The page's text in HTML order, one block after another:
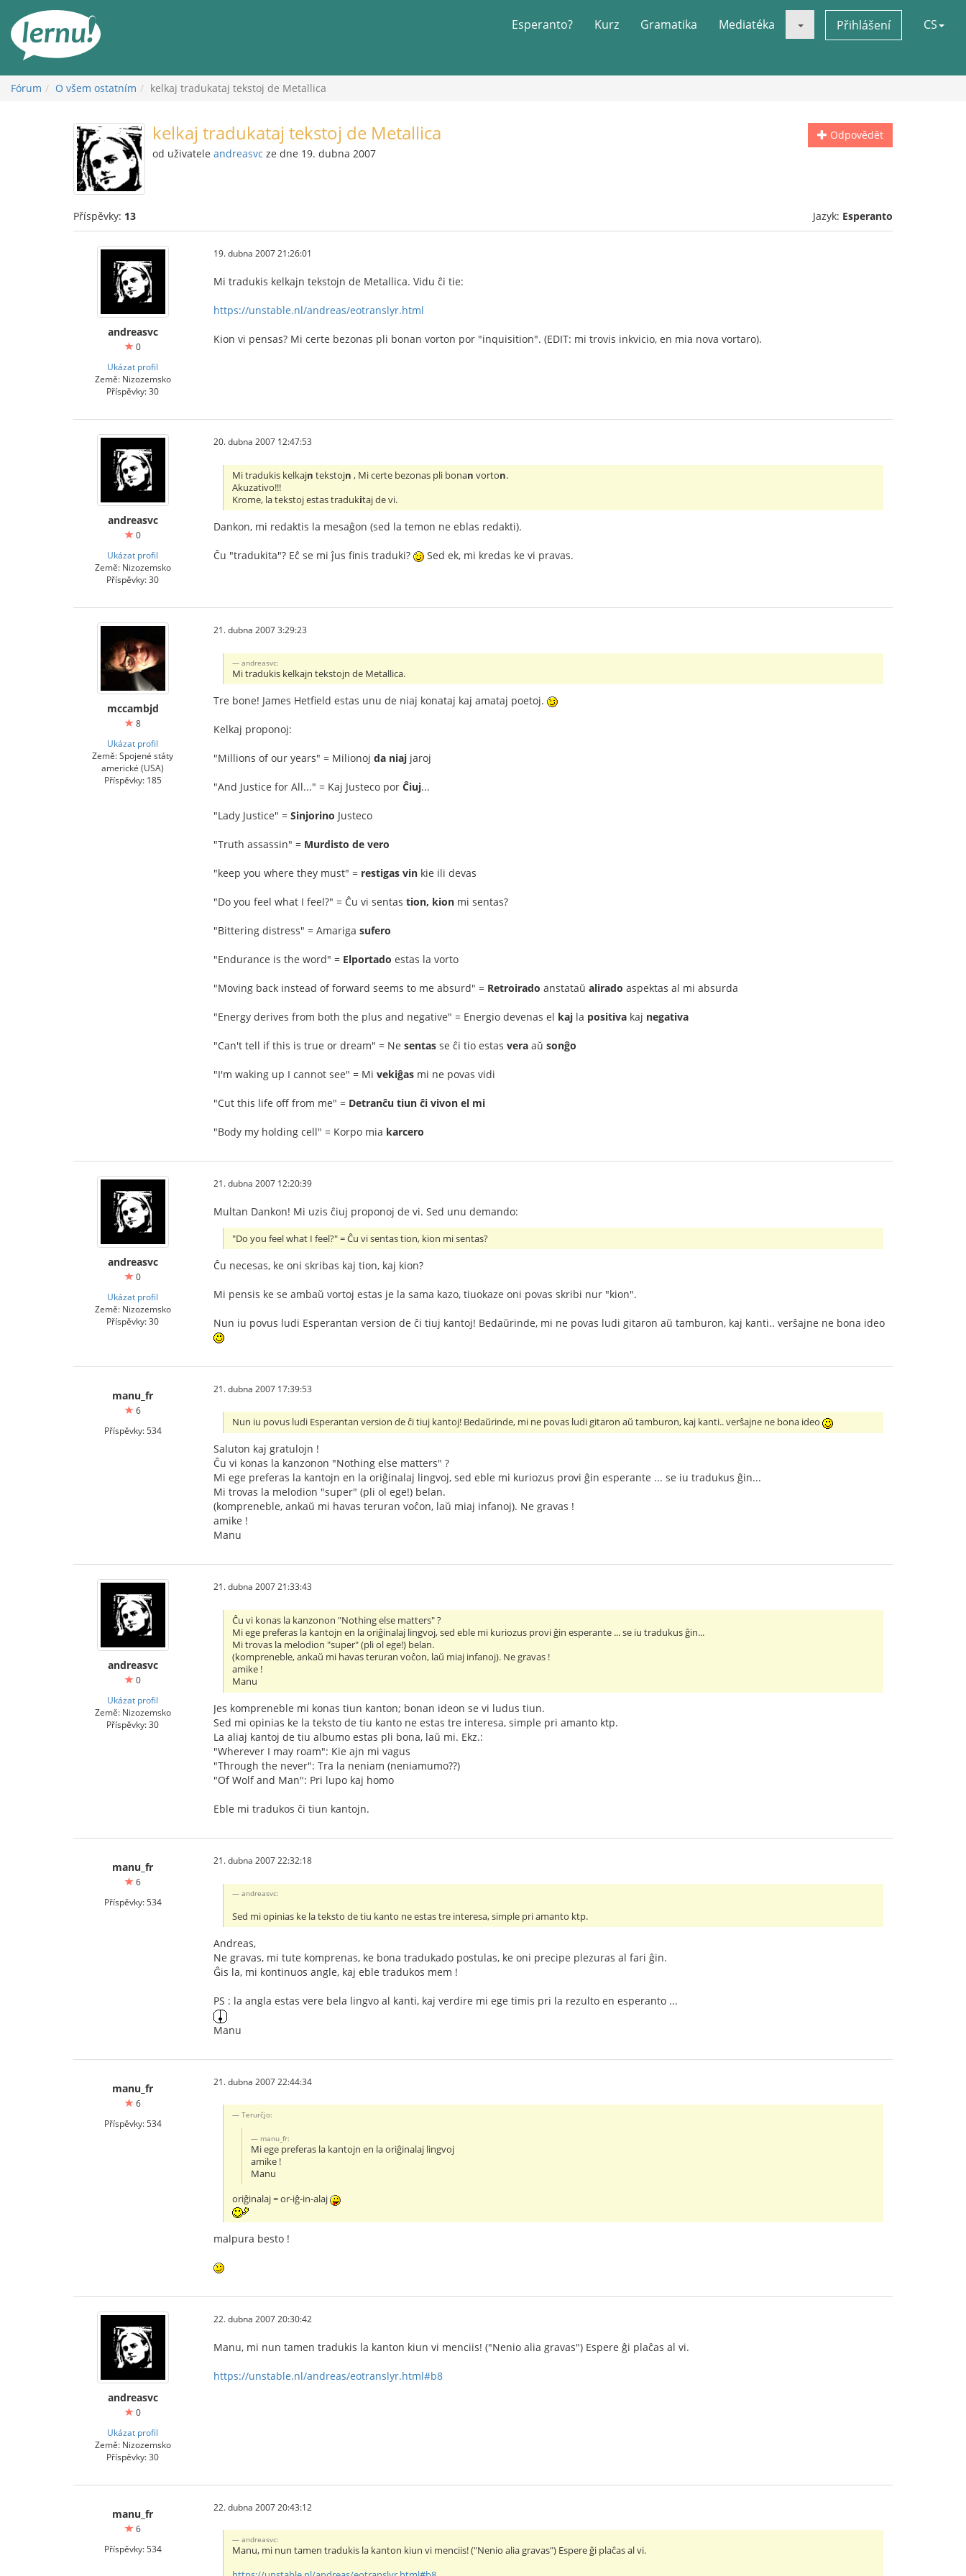
obsahu
Esperanto? Kurz Gramatika Mediatéka Přihlášení CS
Fórum O všem ostatním kelkaj tradukataj tekstoj de Metallica
Odpovědět
kelkaj tradukataj tekstoj de Metallica
od uživatele andreasvc ze dne 19. dubna 2007
Příspěvky: 13 Jazyk: Esperanto
andreasvc
0
Ukázat profil
Země: Nizozemsko
Příspěvky: 30
19. dubna 2007 21:26:01
Mi tradukis kelkajn tekstojn de Metallica. Vidu ĉi tie:
https://unstable.nl/andreas/eotranslyr.html
Kion vi pensas? Mi certe bezonas pli bonan vorton por "inquisition". (EDIT: mi trovis inkvicio, en mia nova vortaro).
andreasvc
0
Ukázat profil
Země: Nizozemsko
Příspěvky: 30
20. dubna 2007 12:47:53
Mi tradukis kelkajn tekstojn , Mi certe bezonas pli bonan vorton.
Akuzativo!!!
Krome, la tekstoj estas tradukitaj de vi.
Dankon, mi redaktis la mesaĝon (sed la temon ne eblas redakti).
Ĉu "tradukita"? Eĉ se mi ĵus finis traduki? Sed ek, mi kredas ke vi pravas.
mccambjd
8
Ukázat profil
Země: Spojené státy
americké (USA)
Příspěvky: 185
21. dubna 2007 3:29:23
andreasvc:
Mi tradukis kelkajn tekstojn de Metallica.
Tre bone! James Hetfield estas unu de niaj konataj kaj amataj poetoj.
Kelkaj proponoj:
"Millions of our years" = Milionoj da niaj jaroj
"And Justice for All..." = Kaj Justeco por Ĉiuj...
"Lady Justice" = Sinjorino Justeco
"Truth assassin" = Murdisto de vero
"keep you where they must" = restigas vin kie ili devas
"Do you feel what I feel?" = Ĉu vi sentas tion, kion mi sentas?
"Bittering distress" = Amariga sufero
"Endurance is the word" = Elportado estas la vorto
"Moving back instead of forward seems to me absurd" = Retroirado anstataŭ alirado aspektas al mi absurda
"Energy derives from both the plus and negative" = Energio devenas el kaj la positiva kaj negativa
"Can't tell if this is true or dream" = Ne sentas se ĉi tio estas vera aŭ sonĝo
"I'm waking up I cannot see" = Mi vekiĝas mi ne povas vidi
"Cut this life off from me" = Detranĉu tiun ĉi vivon el mi
"Body my holding cell" = Korpo mia karcero
andreasvc
0
Ukázat profil
Země: Nizozemsko
Příspěvky: 30
21. dubna 2007 12:20:39
Multan Dankon! Mi uzis ĉiuj proponoj de vi. Sed unu demando:
"Do you feel what I feel?" = Ĉu vi sentas tion, kion mi sentas?
Ĉu necesas, ke oni skribas kaj tion, kaj kion?
Mi pensis ke se ambaŭ vortoj estas je la sama kazo, tiuokaze oni povas skribi nur "kion".
Nun iu povus ludi Esperantan version de ĉi tiuj kantoj! Bedaŭrinde, mi ne povas ludi gitaron aŭ tamburon, kaj kanti.. verŝajne ne bona ideo
manu_fr
6
Příspěvky: 534
21. dubna 2007 17:39:53
Nun iu povus ludi Esperantan version de ĉi tiuj kantoj! Bedaŭrinde, mi ne povas ludi gitaron aŭ tamburon, kaj kanti.. verŝajne ne bona ideo
Saluton kaj gratulojn !
Ĉu vi konas la kanzonon "Nothing else matters" ?
Mi ege preferas la kantojn en la oriĝinalaj lingvoj, sed eble mi kuriozus provi ĝin esperante ... se iu tradukus ĝin...
Mi trovas la melodion "super" (pli ol ege!) belan.
(kompreneble, ankaŭ mi havas teruran voĉon, laŭ miaj infanoj). Ne gravas !
amike !
Manu
andreasvc
0
Ukázat profil
Země: Nizozemsko
Příspěvky: 30
21. dubna 2007 21:33:43
Ĉu vi konas la kanzonon "Nothing else matters" ?
Mi ege preferas la kantojn en la oriĝinalaj lingvoj, sed eble mi kuriozus provi ĝin esperante ... se iu tradukus ĝin...
Mi trovas la melodion "super" (pli ol ege!) belan.
(kompreneble, ankaŭ mi havas teruran voĉon, laŭ miaj infanoj). Ne gravas !
amike !
Manu
Jes kompreneble mi konas tiun kanton; bonan ideon se vi ludus tiun.
Sed mi opinias ke la teksto de tiu kanto ne estas tre interesa, simple pri amanto ktp.
La aliaj kantoj de tiu albumo estas pli bona, laŭ mi. Ekz.:
"Wherever I may roam": Kie ajn mi vagus
"Through the never": Tra la neniam (neniamumo??)
"Of Wolf and Man": Pri lupo kaj homo
Eble mi tradukos ĉi tiun kantojn.
manu_fr
6
Příspěvky: 534
21. dubna 2007 22:32:18
andreasvc:
Sed mi opinias ke la teksto de tiu kanto ne estas tre interesa, simple pri amanto ktp.
Andreas,
Ne gravas, mi tute komprenas, ke bona tradukado postulas, ke oni precipe plezuras al fari ĝin.
Ĝis la, mi kontinuos angle, kaj eble tradukos mem !
PS : la angla estas vere bela lingvo al kanti, kaj verdire mi ege timis pri la rezulto en esperanto ...
Manu
manu_fr
6
Příspěvky: 534
21. dubna 2007 22:44:34
Terurĉjo:
manu_fr:
Mi ege preferas la kantojn en la oriĝinalaj lingvoj
amike !
Manu
oriĝinalaj = or-iĝ-in-alaj
malpura besto !
andreasvc
0
Ukázat profil
Země: Nizozemsko
Příspěvky: 30
22. dubna 2007 20:30:42
Manu, mi nun tamen tradukis la kanton kiun vi menciis! ("Nenio alia gravas") Espere ĝi plaĉas al vi.
https://unstable.nl/andreas/eotranslyr.html#b8
manu_fr
6
Příspěvky: 534
22. dubna 2007 20:43:12
andreasvc:
Manu, mi nun tamen tradukis la kanton kiun vi menciis! ("Nenio alia gravas") Espere ĝi plaĉas al vi.